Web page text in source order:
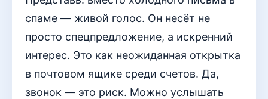
спаме — живой голос. Он несёт не
просто спецпредложение, а искренний
интерес. Это как неожиданная открытка
в почтовом ящике среди счетов. Да,
звонок — это риск. Можно услышать